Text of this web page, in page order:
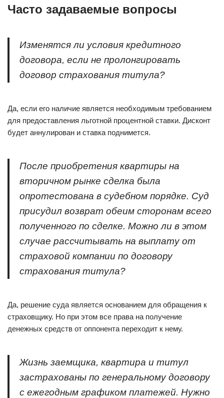
Часто задаваемые вопросы
Изменятся ли условия кредитного
договора, если не пролонгировать
договор страхования титула?
Да, если его наличие является необходимым требованием
для предоставления льготной процентной ставки. Дисконт
будет аннулирован и ставка поднимется.
После приобретения квартиры на
вторичном рынке сделка была
опротестована в судебном порядке. Суд
присудил возврат обеим сторонам всего
полученного по сделке. Можно ли в этом
случае рассчитывать на выплату от
страховой компании по договору
страхования титула?
Да, решение суда является основанием для обращения к
страховщику. Но при этом все права на получение
денежных средств от оппонента переходит к нему.
Жизнь заемщика, квартира и титул
застрахованы по генеральному договору
с ежегодным графиком платежей. Нужно